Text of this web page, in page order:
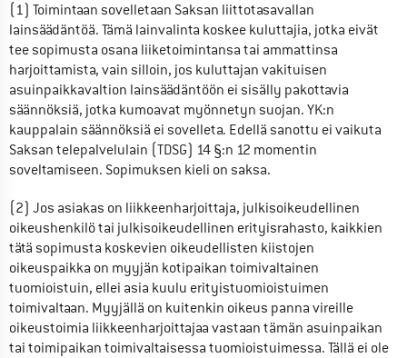
(1) Toimintaan sovelletaan Saksan liittotasavallan
lainsäädäntöä. Tämä lainvalinta koskee kuluttajia, jotka eivät
tee sopimusta osana liiketoimintansa tai ammattinsa
harjoittamista, vain silloin, jos kuluttajan vakituisen
asuinpaikkavaltion lainsäädäntöön ei sisälly pakottavia
säännöksiä, jotka kumoavat myönnetyn suojan. YK:n
kauppalain säännöksiä ei sovelleta. Edellä sanottu ei vaikuta
Saksan telepalvelulain (TDSG) 14 §:n 12 momentin
soveltamiseen. Sopimuksen kieli on saksa.
(2) Jos asiakas on liikkeenharjoittaja, julkisoikeudellinen
oikeushenkilö tai julkisoikeudellinen erityisrahasto, kaikkien
tätä sopimusta koskevien oikeudellisten kiistojen
oikeuspaikka on myyjän kotipaikan toimivaltainen
tuomioistuin, ellei asia kuulu erityistuomioistuimen
toimivaltaan. Myyjällä on kuitenkin oikeus panna vireille
oikeustoimia liikkeenharjoittajaa vastaan tämän asuinpaikan
tai toimipaikan toimivaltaisessa tuomioistuimessa. Tällä ei ole